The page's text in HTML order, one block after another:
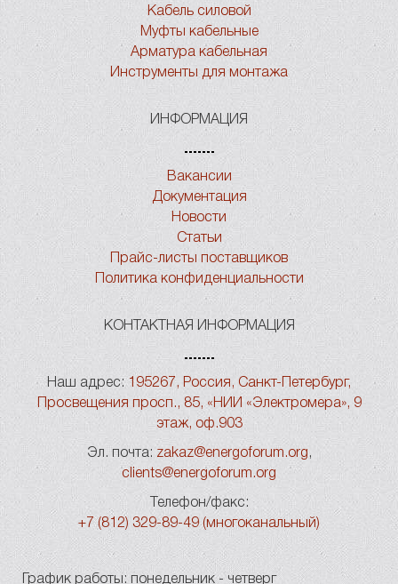
Кабель силовой
Муфты кабельные
Арматура кабельная
Инструменты для монтажа
ИНФОРМАЦИЯ
Вакансии
Документация
Новости
Статьи
Прайс-листы поставщиков
Политика конфиденциальности
КОНТАКТНАЯ ИНФОРМАЦИЯ
Наш адрес: 195267, Россия, Санкт-Петербург,
Просвещения просп., 85, «НИИ «Электромера», 9
этаж, оф.903
Эл. почта: zakaz@energoforum.org ,
clients@energoforum.org
Телефон/факс:
+7 (812) 329-89-49 (многоканальный)
График работы: понедельник - четверг